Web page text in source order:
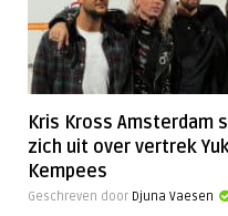
Kris Kross Amsterdam
zich uit over vertrek
Kempees
Geschreven door Djuna Vaesen